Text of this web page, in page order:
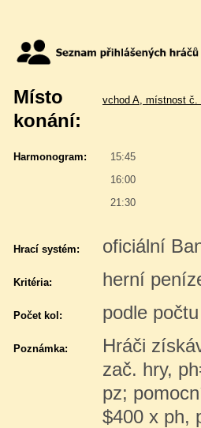
Místo
konání:
vchod A, místnost č.
Harmonogram:
15:45
16:00
21:30
Hrací systém: oficiální
Kritéria: herní
Počet kol: podle
Poznámka:
Hráči
zač. hry,
pz;
$400 x ph,